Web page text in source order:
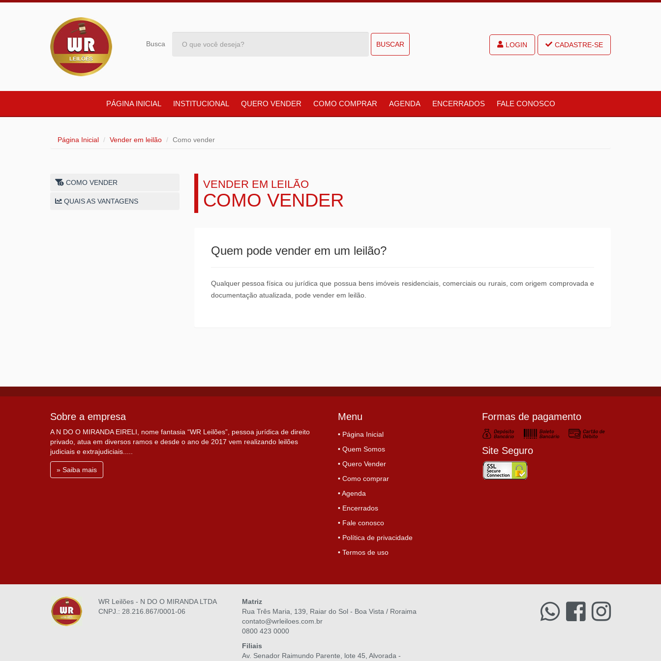
Busca BUSCAR LOGIN CADASTRE-SE
PÁGINA INICIAL INSTITUCIONAL QUERO VENDER COMO COMPRAR AGENDA ENCERRADOS FALE CONOSCO
Página Inicial Vender em leilão Como vender
COMO VENDER
QUAIS AS VANTAGENS
VENDER EM LEILÃO
COMO VENDER
Quem pode vender em um leilão?
Qualquer pessoa física ou jurídica que possua bens imóveis residenciais, comerciais ou rurais, com origem comprovada e
documentação atualizada, pode vender em leilão.
Sobre a empresa
A N DO O MIRANDA EIRELI, nome fantasia “WR Leilões”, pessoa jurídica de direito
privado, atua em diversos ramos e desde o ano de 2017 vem realizando leilões
judiciais e extrajudiciais.....
» Saiba mais
Menu
• Página Inicial
• Quem Somos
• Quero Vender
• Como comprar
• Agenda
• Encerrados
• Fale conosco
• Política de privacidade
• Termos de uso
Formas de pagamento
Site Seguro
WR Leilões - N DO O MIRANDA LTDA
CNPJ.: 28.216.867/0001-06
Matriz
Rua Três Maria, 139, Raiar do Sol - Boa Vista / Roraima
contato@wrleiloes.com.br
0800 423 0000
Filiais
Av. Senador Raimundo Parente, lote 45, Alvorada -